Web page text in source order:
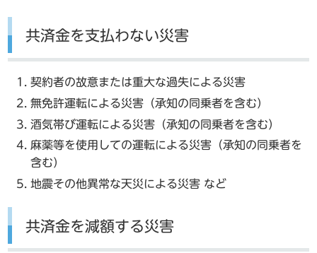
共済金を支払わない災害
契約者の故意または重大な過失による災害
無免許運転による災害（承知の同乗者を含む）
酒気帯び運転による災害（承知の同乗者を含む）
麻薬等を使用しての運転による災害（承知の同乗者を
含む）
地震その他異常な天災による災害 など
共済金を減額する災害